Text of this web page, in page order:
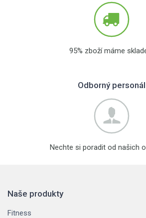
95% zboží máme
Odborný personál
Nechte si poradit od našich
Naše produkty
Fitness